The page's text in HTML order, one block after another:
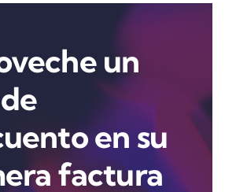
un
en su
factura